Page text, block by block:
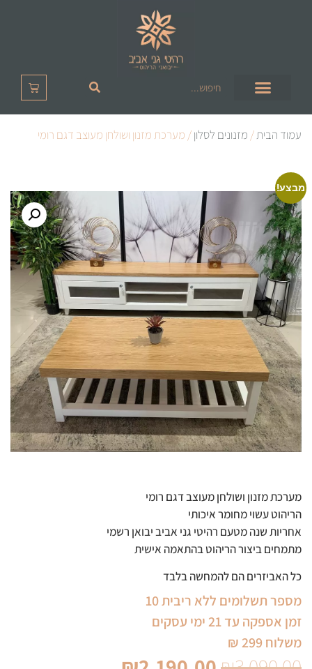
עמוד הבית/ מזנונים לסלון/ מערכת מזנון ושולחן מעוצב דגם רומי
מבצע!
מערכת מזנון ושולחן מעוצב דגם רומי
הריהוט עשוי מחומר איכותי
אחריות שנה מטעם רהיטי גני אביב יבואן רשמי
מתמחים ביצור הריהוט בהתאמה אישית
כל האביזרים הם להמחשה בלבד
מספר תשלומים ללא ריבית 10
זמן אספקה עד 21 ימי עסקים
משלוח 299 ₪